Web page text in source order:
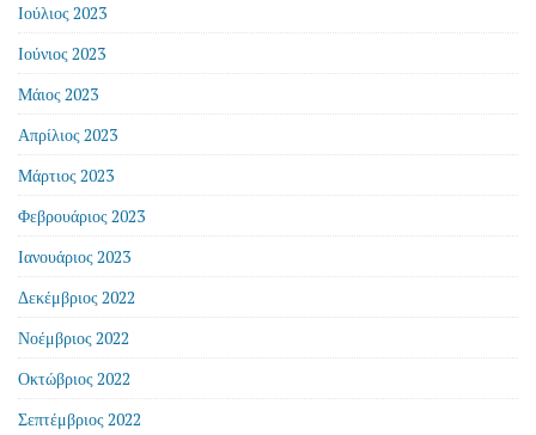
Ιούλιος 2023
Ιούνιος 2023
Μάιος 2023
Απρίλιος 2023
Μάρτιος 2023
Φεβρουάριος 2023
Ιανουάριος 2023
Δεκέμβριος 2022
Νοέμβριος 2022
Οκτώβριος 2022
Σεπτέμβριος 2022